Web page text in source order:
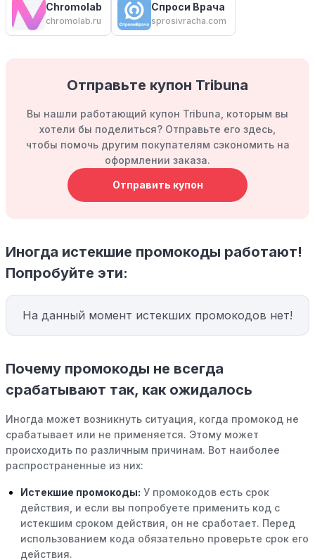
Chromolab
chromolab.ru
Спроси Врача
sprosivracha.com
Отправьте купон Tribuna
Вы нашли работающий купон Tribuna, которым вы
хотели бы поделиться? Отправьте его здесь,
чтобы помочь другим покупателям сэкономить на
оформлении заказа.
Отправить купон
Иногда истекшие промокоды работают!
Попробуйте эти:
На данный момент истекших промокодов нет!
Почему промокоды не всегда
срабатывают так, как ожидалось
Иногда может возникнуть ситуация, когда промокод не
срабатывает или не применяется. Этому может
происходить по различным причинам. Вот наиболее
распространенные из них:
Истекшие промокоды: У промокодов есть срок
действия, и если вы попробуете применить код с
истекшим сроком действия, он не сработает. Перед
использованием кода обязательно проверьте срок его
действия.